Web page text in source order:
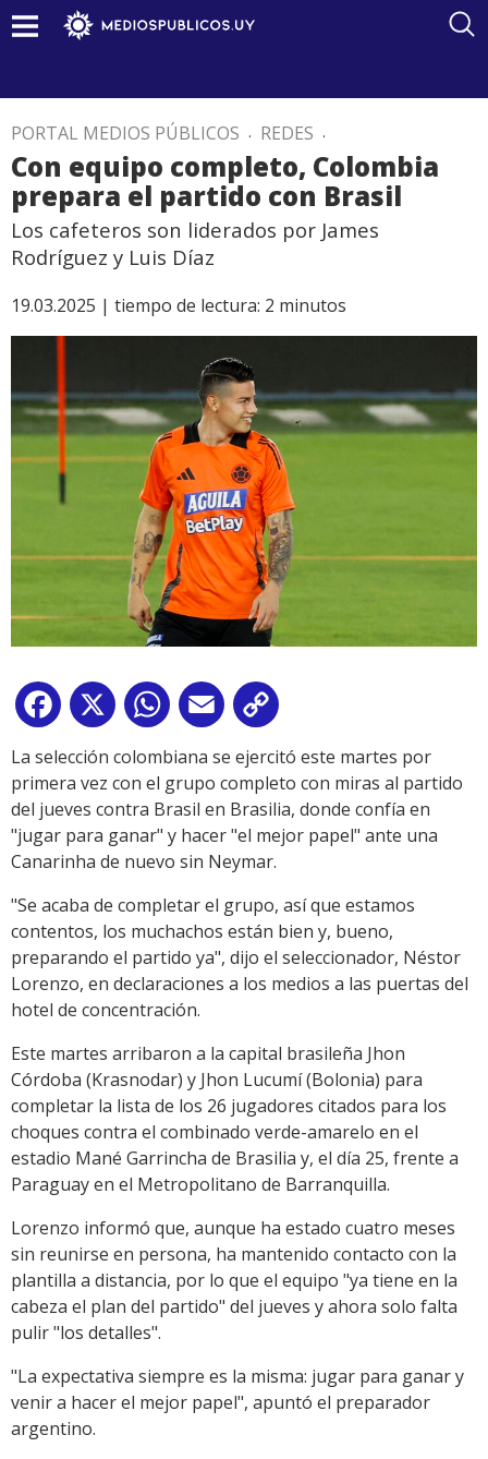
PORTAL MEDIOS PÚBLICOS . REDES .
Con equipo completo, Colombia
prepara el partido con Brasil
Los cafeteros son liderados por James
Rodríguez y Luis Díaz
19.03.2025 | tiempo de lectura: 2 minutos
Facebook
X WhatsApp
Email
Link
La selección colombiana se ejercitó este martes por
primera vez con el grupo completo con miras al partido
del jueves contra Brasil en Brasilia, donde confía en
"jugar para ganar" y hacer "el mejor papel" ante una
Canarinha de nuevo sin Neymar.
"Se acaba de completar el grupo, así que estamos
contentos, los muchachos están bien y, bueno,
preparando el partido ya", dijo el seleccionador, Néstor
Lorenzo, en declaraciones a los medios a las puertas del
hotel de concentración.
Este martes arribaron a la capital brasileña Jhon
Córdoba (Krasnodar) y Jhon Lucumí (Bolonia) para
completar la lista de los 26 jugadores citados para los
choques contra el combinado verde-amarelo en el
estadio Mané Garrincha de Brasilia y, el día 25, frente a
Paraguay en el Metropolitano de Barranquilla.
Lorenzo informó que, aunque ha estado cuatro meses
sin reunirse en persona, ha mantenido contacto con la
plantilla a distancia, por lo que el equipo "ya tiene en la
cabeza el plan del partido" del jueves y ahora solo falta
pulir "los detalles".
"La expectativa siempre es la misma: jugar para ganar y
venir a hacer el mejor papel", apuntó el preparador
argentino.